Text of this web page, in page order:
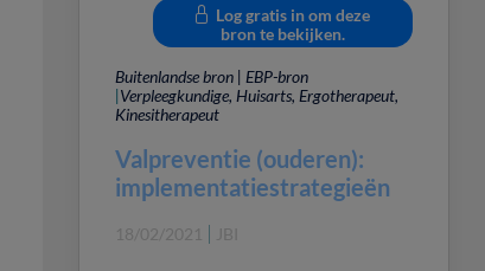
Buitenlandse bron | EBP-bron
Verpleegkundige, Huisarts, Ergotherapeut,
Kinesitherapeut
Log gratis in om deze
bron te bekijken.
Valpreventie (ouderen):
implementatiestrategieën
18/02/2021 JBI